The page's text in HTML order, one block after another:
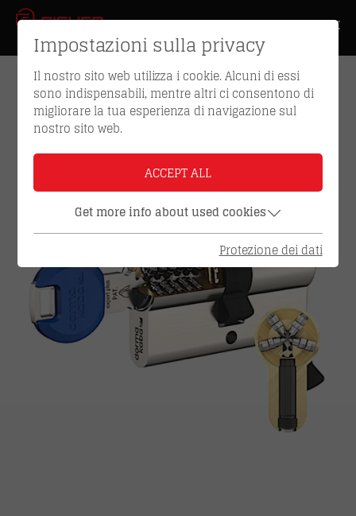
SISTEMI DI CHIAVI
REVERSIBILI
Impostazioni sulla privacy
Il nostro sito web utilizza i cookie. Alcuni di essi
sono indispensabili, mentre altri ci consentono di
migliorare la tua esperienza di navigazione sul
nostro sito web.
ACCEPT ALL
Get more info about used cookies
Protezione dei dati